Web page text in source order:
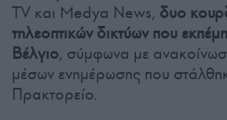
TV και Medya News, δυο
τηλεοπτικών δικτύων που
Βέλγιο, σύμφωνα με
μέσων ενημέρωσης που
Πρακτορείο.